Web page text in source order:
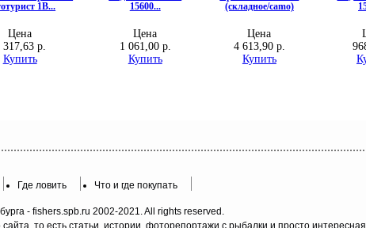
Где ловить Что и где покупать
- fishers.spb.ru 2002-2021. All rights reserved.
то есть статьи, истории, фоторепортажи с рыбалки и просто интересная